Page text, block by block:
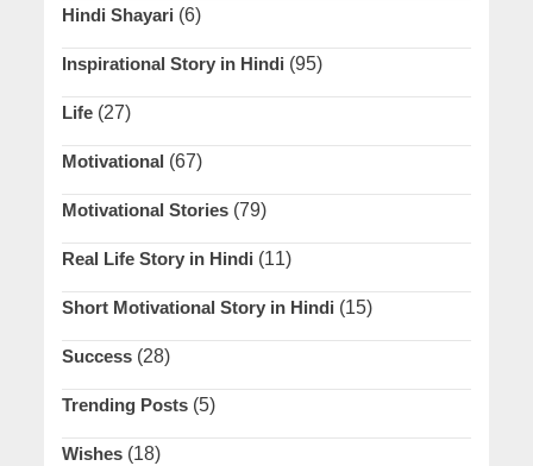
Hindi Shayari (6)
Inspirational Story in Hindi (95)
Life (27)
Motivational (67)
Motivational Stories (79)
Real Life Story in Hindi (11)
Short Motivational Story in Hindi (15)
Success (28)
Trending Posts (5)
Wishes (18)